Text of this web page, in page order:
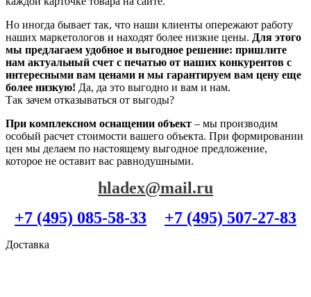
Но иногда бывает так, что наши клиенты опережают работу
наших маркетологов и находят более низкие цены. Для этого
мы предлагаем удобное и выгодное решение: пришлите
нам актуальный счет с печатью от наших конкурентов с
интересными вам ценами и мы гарантируем вам цену еще
более низкую! Да, да это выгодно и вам и нам.
Так зачем отказываться от выгоды?
При комплексном оснащении объект – мы производим
особый расчет стоимости вашего объекта. При формировании
цен мы делаем по настоящему выгодное предложение,
которое не оставит вас равнодушными.
hladex@mail.ru
+7 (495) 085-58-33
+7 (495) 507-27-83
Доставка